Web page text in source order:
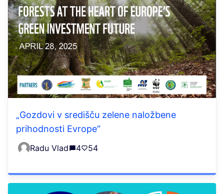
„Gozdovi v središču zelene naložbene
prihodnosti Evrope“
Radu Vlad 4 54